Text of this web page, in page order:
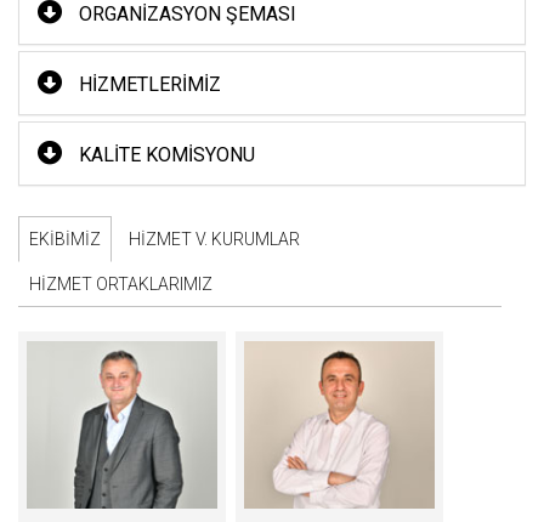
ORGANIZASYON ŞEMASI
HIZMETLERIMIZ
KALITE KOMISYONU
EKIBIMIZ HIZMET V. KURUMLAR
HIZMET ORTAKLARIMIZ